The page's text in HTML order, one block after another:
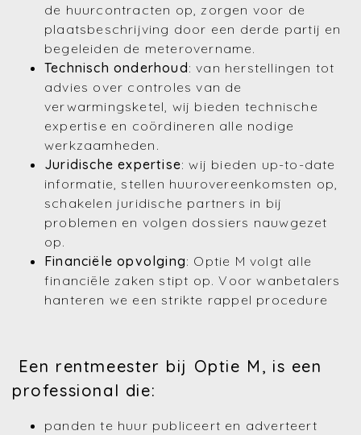
de huurcontracten op, zorgen voor de
plaatsbeschrijving door een derde partij en
begeleiden de meterovername.
Technisch onderhoud: van herstellingen tot
advies over controles van de
verwarmingsketel, wij bieden technische
expertise en coördineren alle nodige
werkzaamheden.
Juridische expertise: wij bieden up-to-date
informatie, stellen huurovereenkomsten op,
schakelen juridische partners in bij
problemen en volgen dossiers nauwgezet
op.
Financiële opvolging: Optie M volgt alle
financiële zaken stipt op. Voor wanbetalers
hanteren we een strikte rappel procedure
Een rentmeester bij Optie M, is een
professional die:
panden te huur publiceert en adverteert